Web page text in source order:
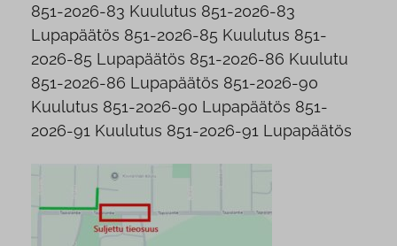
851-2026-83 Kuulutus 851-2026-83
Lupapäätös 851-2026-85 Kuulutus 851-
2026-85 Lupapäätös 851-2026-86 Kuulutu
851-2026-86 Lupapäätös 851-2026-90
Kuulutus 851-2026-90 Lupapäätös 851-
2026-91 Kuulutus 851-2026-91 Lupapäätös